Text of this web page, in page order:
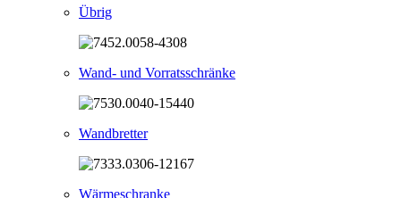
Übrig
Wand- und Vorratsschränke
Wandbretter
Wärmeschranke